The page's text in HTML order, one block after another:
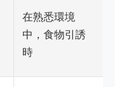
在熟悉環境
中，食物引誘
時